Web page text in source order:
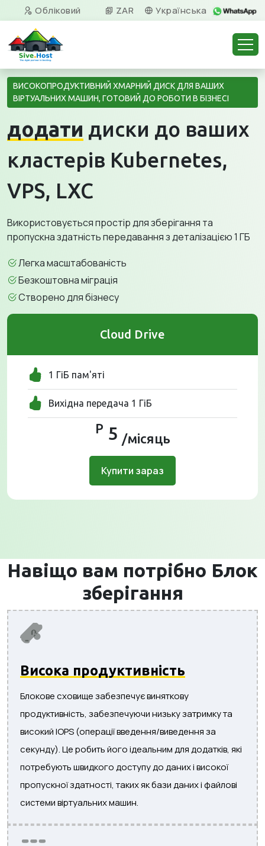
Обліковий
запис
ZAR Українська
ВИСОКОПРОДУКТИВНИЙ ХМАРНИЙ ДИСК ДЛЯ ВАШИХ
ВІРТУАЛЬНИХ МАШИН, ГОТОВИЙ ДО РОБОТИ В БІЗНЕСІ
додати диски до ваших
кластерів Kubernetes,
VPS, LXC
Використовується простір для зберігання та
пропускна здатність передавання з деталізацією 1 ГБ
Легка масштабованість
Безкоштовна міграція
Створено для бізнесу
Cloud Drive
1 ГіБ пам'яті
Вихідна передача 1 ГіБ
Р 5 /місяць
Купити зараз
Навіщо вам потрібно Блок
зберігання
Висока продуктивність
Блокове сховище забезпечує виняткову
продуктивність, забезпечуючи низьку затримку та
високий IOPS (операції введення/виведення за
секунду). Це робить його ідеальним для додатків, які
потребують швидкого доступу до даних і високої
пропускної здатності, таких як бази даних і файлові
системи віртуальних машин.